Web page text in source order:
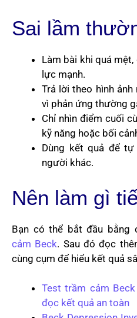
Sai lầm
Làm bài khi quá
lực mạnh.
Trả lời theo hình
vì phản ứng thường
Chỉ nhìn điểm cuối
kỹ năng hoặc bối
Dùng kết quả để
người khác.
Nên làm gì
Bạn có thể bắt đầu bằng
cảm Beck. Sau đó đọc
cùng cụm để hiểu kết quả
Test trầm cảm
đọc kết quả an toàn